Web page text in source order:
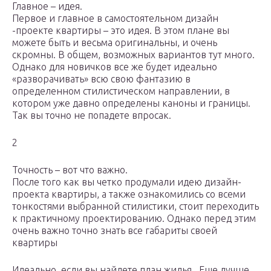
Главное – идея.
Первое и главное в самостоятельном дизайн
-проекте квартиры – это идея. В этом плане вы
можете быть и весьма оригинальны, и очень
скромны. В общем, возможных вариантов тут много.
Однако для новичков все же будет идеально
«разворачивать» всю свою фантазию в
определенном стилистическом направлении, в
котором уже давно определены каноны и границы.
Так вы точно не попадете впросак.
2
Точность – вот что важно.
После того как вы четко продумали идею дизайн-
проекта квартиры, а также ознакомились со всеми
тонкостями выбранной стилистики, стоит переходить
к практичному проектированию. Однако перед этим
очень важно точно знать все габариты своей
квартиры